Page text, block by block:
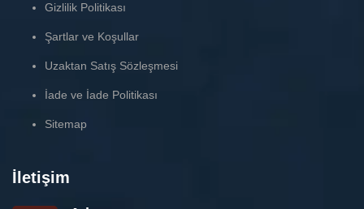
Gizlilik Politikası
Şartlar ve Koşullar
Uzaktan Satış Sözleşmesi
İade ve İade Politikası
Sitemap
İletişim